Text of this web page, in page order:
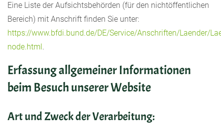
Eine Liste der Aufsichtsbehörden (für den nichtöffentlichen
Bereich) mit Anschrift finden Sie unter:
https://www.bfdi.bund.de/DE/Service/Anschriften/Laender/
node.html.
Erfassung allgemeiner Informationen
beim Besuch unserer Website
Art und Zweck der Verarbeitung: